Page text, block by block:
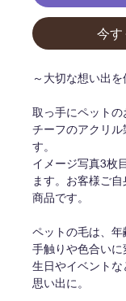
今す
～大切な想い出
取っ手にペット
チーフのアクリ
す。
イメージ写真3枚
ます。お客様ご
商品です。
ペットの毛は、
手触りや色合い
生日やイベント
思い出に。